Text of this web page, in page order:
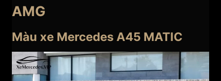
AMG
Màu xe Mercedes A45 MATIC